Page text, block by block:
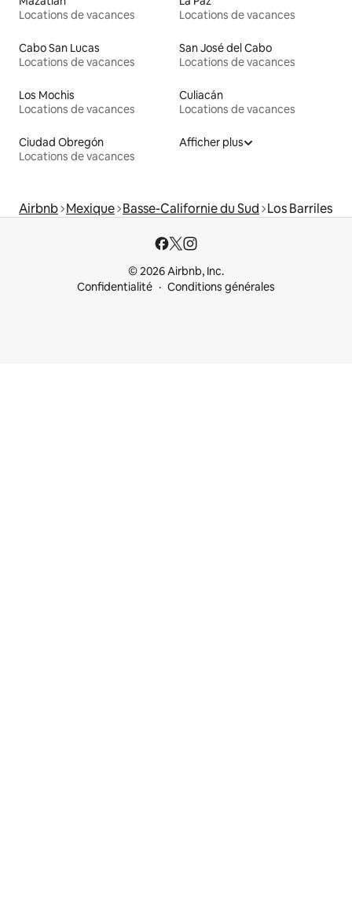
Locations de vacances
Locations de vacances
Cabo San Lucas
Locations de vacances
San José del Cabo
Locations de vacances
Los Mochis
Locations de vacances
Culiacán
Locations de vacances
Ciudad Obregón
Locations de vacances
Afficher plus
Airbnb Mexique Basse-Californie du Sud Los Barriles
© 2026 Airbnb, Inc.
Confidentialité
Conditions générales